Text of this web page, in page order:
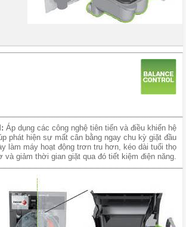
Áp dụng các công nghệ tiên tiến và điều khiển hệ
phát hiện sự mất cân bằng ngay chu kỳ giặt đầu
làm máy hoạt động trơn tru hơn, kéo dài tuổi thọ
và giảm thời gian giặt qua đó tiết kiệm điện năng.